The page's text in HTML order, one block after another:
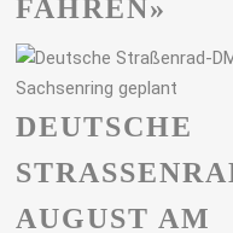
FAHREN»
DEUTSCHE
UGUST AM S